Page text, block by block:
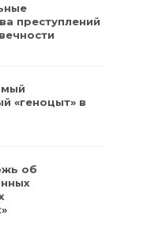
преступлений
«геноцыт» в
об